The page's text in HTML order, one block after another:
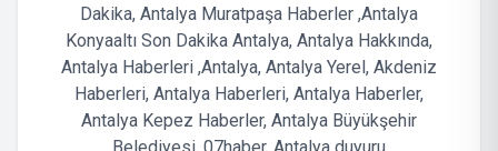
Dakika, Antalya Muratpaşa Haberler ,Antalya
Konyaaltı Son Dakika Antalya, Antalya Hakkında,
Antalya Haberleri ,Antalya, Antalya Yerel, Akdeniz
Haberleri, Antalya Haberleri, Antalya Haberler,
Antalya Kepez Haberler, Antalya Büyükşehir